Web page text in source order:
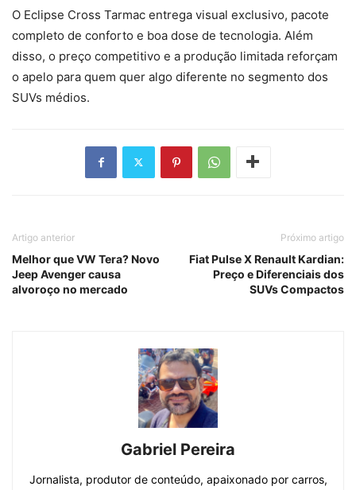
O Eclipse Cross Tarmac entrega visual exclusivo, pacote
completo de conforto e boa dose de tecnologia. Além
disso, o preço competitivo e a produção limitada reforçam
o apelo para quem quer algo diferente no segmento dos
SUVs médios.
Artigo anterior
Melhor que VW Tera? Novo
Jeep Avenger causa
alvoroço no mercado
Próximo artigo
Fiat Pulse X Renault Kardian:
Preço e Diferenciais dos
SUVs Compactos
Gabriel Pereira
Jornalista, produtor de conteúdo, apaixonado por carros,